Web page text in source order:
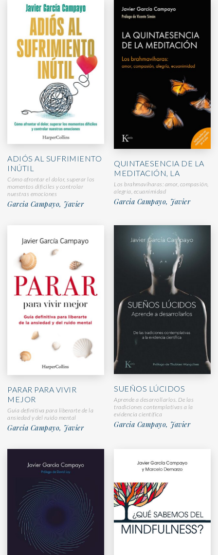
ADIÓS AL SUFRIMIENTO
INÚTIL
Cómo afrontar el dolor, superar los
momentos difíciles y controlar
nuestras emociones
Garcia Campayo, Javier
QUINTAESENCIA DE LA
MEDITACIÓN, LA
Los brahmaviharas: amor, compasión,
alegría, ecuanimidad
Garcia Campayo, Javier
PARAR PARA VIVIR
MEJOR
Guía definitiva para liberarte de la
ansiedad y del ruido mental
Garcia Campayo, Javier
SUEÑOS LÚCIDOS
Aprende a desarrollarlos. De las
tradiciones contemplativas a la
evidencia científica
Garcia Campayo, Javier